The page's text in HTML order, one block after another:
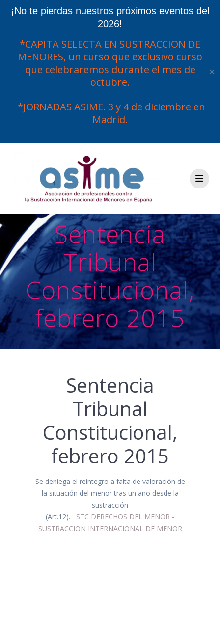
¡No te pierdas nuestros próximos eventos del
2026!
*CAPITA SELECTA EN SUSTRACCION DE
MENORES, un curso que exclusivo curso
que celebraremos durante el mes de
octubre.
*JORNADAS ASIME. 3 y 4 de diciembre en
Madrid.
✕
contenido
Sentencia
Tribunal
Constitucional,
febrero 2015
Sentencia
Tribunal
Constitucional,
febrero 2015
Se deniega el reintegro a falta de valoración de
la situación del menor tras un año desde la
sustracción
(Art.12). STC DERECHOS DEL MENOR -
SUSTRACCION INTERNACIONAL DE MENOR